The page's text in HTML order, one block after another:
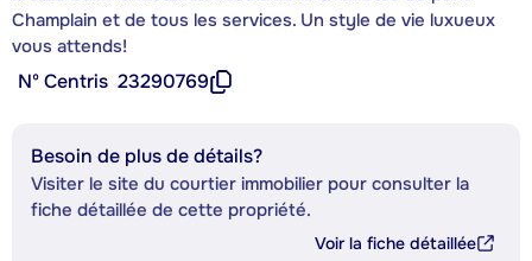
Champlain et de tous les services. Un style de vie luxueux
vous attends!
Nº Centris 23290769
Besoin de plus de détails?
Visiter le site du courtier immobilier pour consulter la
fiche détaillée de cette propriété.
Voir la fiche détaillée